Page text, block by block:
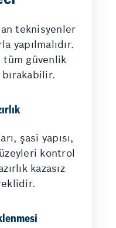
teknisyenler
yapılmalıdır.
tüm güvenlik
şasi yapısı,
kontrol
kazasız